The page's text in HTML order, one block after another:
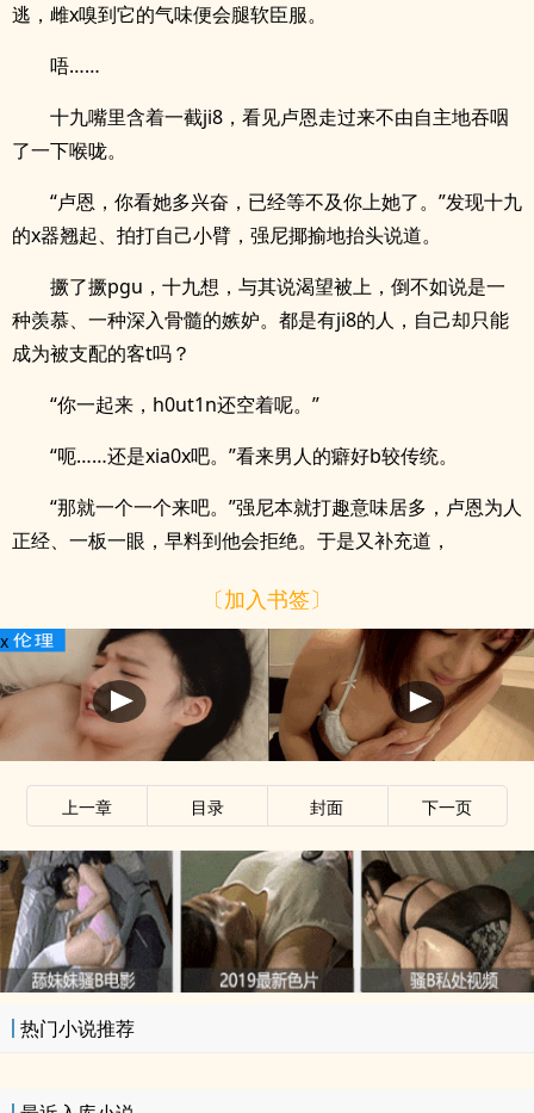
逃，雌x嗅到它的气味便会腿软臣服。
唔……
十九嘴里含着一截ji8，看见卢恩走过来不由自主地吞咽
了一下喉咙。
“卢恩，你看她多兴奋，已经等不及你上她了。”发现十九
的x器翘起、拍打自己小臂，强尼揶揄地抬头说道。
撅了撅pgu，十九想，与其说渴望被上，倒不如说是一
种羡慕、一种深入骨髓的嫉妒。都是有ji8的人，自己却只能
成为被支配的客t吗？
“你一起来，h0ut1n还空着呢。”
“呃……还是xia0x吧。”看来男人的癖好b较传统。
“那就一个一个来吧。”强尼本就打趣意味居多，卢恩为人
正经、一板一眼，早料到他会拒绝。于是又补充道，
〔加入书签〕
x
上一章 目录 封面 下一页
x
热门小说推荐